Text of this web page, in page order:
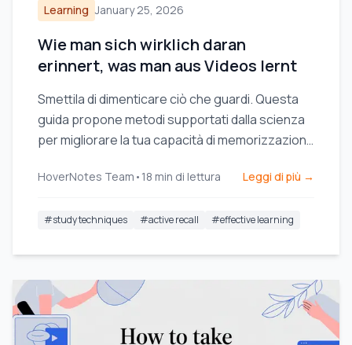
Learning January 25, 2026
Wie man sich wirklich daran
erinnert, was man aus Videos lernt
Smettila di dimenticare ciò che guardi. Questa
guida propone metodi supportati dalla scienza
per migliorare la tua capacità di memorizzazione
richiamo attivo e tecniche di presa di appunti più
HoverNotes Team • 18 min di lettura Leggi di più →
#study techniques #active recall #effective learning